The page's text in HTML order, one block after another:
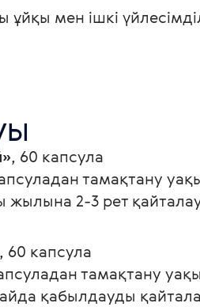
мен ішкі
, 60 капсула
тамақтану
жылына 2-3 рет
, 60 капсула
тамақтану
қабылдауды